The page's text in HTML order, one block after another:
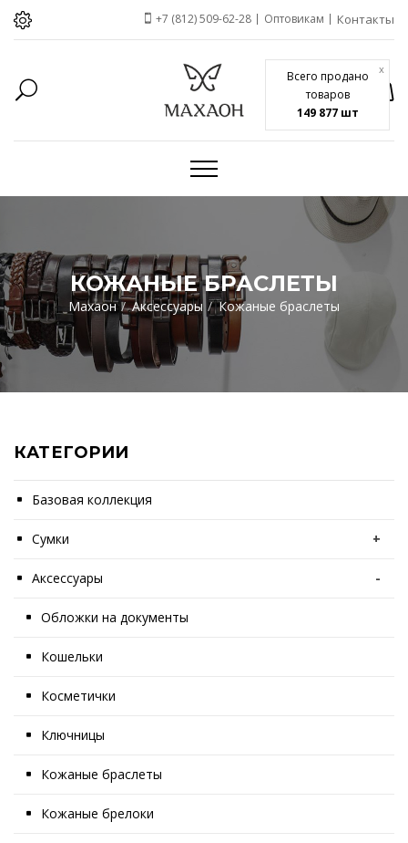
Всего продано
товаров
149 877 шт
x
+7 (812) 509-62-28 Оптовикам Контакты
КОЖАНЫЕ БРАСЛЕТЫ
Махаон Аксессуары Кожаные браслеты
КАТЕГОРИИ
Базовая коллекция
Сумки +
Аксессуары -
Обложки на документы
Кошельки
Косметички
Ключницы
Кожаные браслеты
Кожаные брелоки